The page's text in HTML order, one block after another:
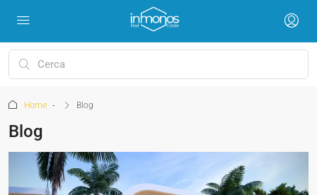
Home Blog
Blog